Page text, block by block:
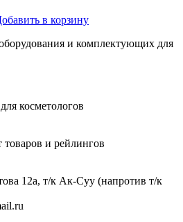
в корзину
и комплектующих для
косметологов
товаров и рейлингов
12а, т/к Ак-Суу (напротив т/к